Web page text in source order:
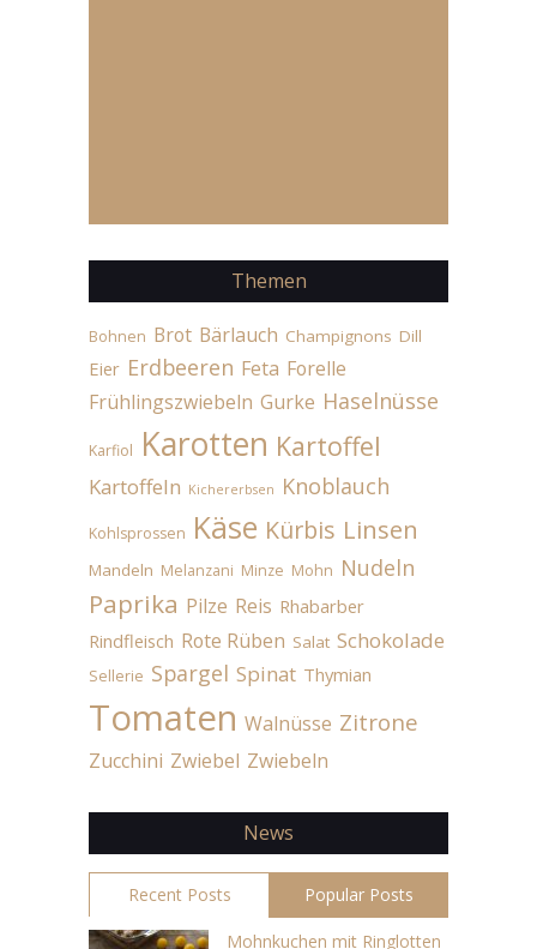
Themen
Bohnen Brot Bärlauch Champignons Dill
Eier Erdbeeren Feta Forelle
Frühlingszwiebeln Gurke Haselnüsse
Karfiol Karotten Kartoffel
Kartoffeln Kichererbsen Knoblauch
Kohlsprossen Käse Kürbis Linsen
Mandeln Melanzani Minze Mohn Nudeln
Paprika Pilze Reis Rhabarber
Rindfleisch Rote Rüben Salat Schokolade
Sellerie Spargel Spinat Thymian
Tomaten Walnüsse Zitrone
Zucchini Zwiebel Zwiebeln
News
Recent Posts Popular Posts
Mohnkuchen mit Ringlotten